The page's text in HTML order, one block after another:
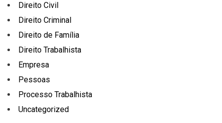
Direito Civil
Direito Criminal
Direito de Família
Direito Trabalhista
Empresa
Pessoas
Processo Trabalhista
Uncategorized